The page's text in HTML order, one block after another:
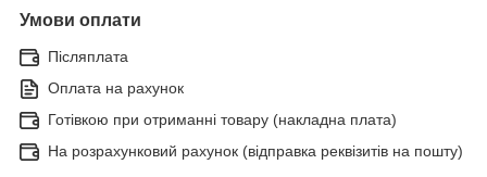
Умови оплати
Післяплата
Оплата на рахунок
Готівкою при отриманні товару (накладна плата)
На розрахунковий рахунок (відправка реквізитів на пошту)